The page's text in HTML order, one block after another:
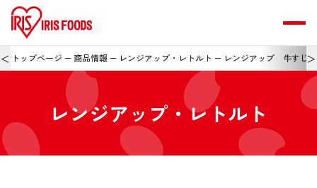
＜ トップページ 商品情報 レンジアップ・レトルト レンジアップ 牛すじ＞
レンジアップ・レトルト